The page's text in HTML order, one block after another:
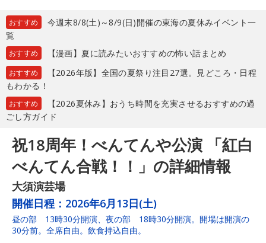
おすすめ
今週末8/8(土)～8/9(日)開催の東海の夏休みイベント一
覧
おすすめ 【漫画】夏に読みたいおすすめの怖い話まとめ
おすすめ
【2026年版】全国の夏祭り注目27選。見どころ・日程
もわかる！
おすすめ
【2026夏休み】おうち時間を充実させるおすすめの過
ごし方ガイド
祝18周年！べんてんや公演 「紅白
べんてん合戦！！」の詳細情報
大須演芸場
開催日程： 2026年6月13日(土)
昼の部 13時30分開演、夜の部 18時30分開演。開場は開演の
30分前。全席自由。飲食持込自由。